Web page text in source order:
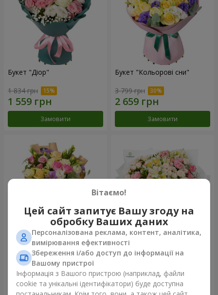
Букет "Діор"
1 834 грн
Замовити
Букет "Кольорові сни"
3 799 грн
Замовити
Букет "Квіткове Selfie!"
2 234 грн
Замовити
Букет "Хрещатик"
Замовити
Вітаємо!
Цей сайт запитує Вашу згоду на
обробку Ваших даних
Персоналізована реклама, контент, аналітика,
вимірювання ефективності
Збереження і/або доступ до інформації на
Вашому пристрої
Інформація з Вашого пристрою (наприклад, файли
cookie та унікальні ідентифікатори) буде доступна